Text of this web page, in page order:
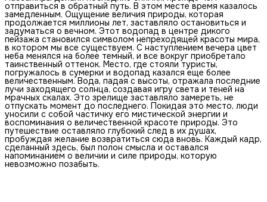
отправиться в обратный путь. В этом месте время казалось
замедленным. Ощущение величия природы, которая
продолжается миллионы лет, заставляло остановиться и
задуматься о вечном. Этот водопад в центре дикого
пейзажа становился символом непреходящей красоты мира,
в котором мы все существуем. С наступлением вечера цвет
неба менялся на более темный, и все вокруг приобретало
таинственный оттенок. Место, где стояли туристы,
погружалось в сумерки и водопад казался еще более
величественным. Вода, падая с высоты, отражала последние
лучи заходящего солнца, создавая игру света и теней на
мрачных скалах. Это зрелище заставляло замереть, не
отпускать момент до последнего. Покидая это место, люди
уносили с собой частичку его мистической энергии и
воспоминания о величественной красоте природы. Это
путешествие оставляло глубокий след в их душах,
пробуждая желание возвратиться сюда вновь. Каждый кадр,
сделанный здесь, был полон смысла и оставался
напоминанием о величии и силе природы, которую
невозможно позабыть.